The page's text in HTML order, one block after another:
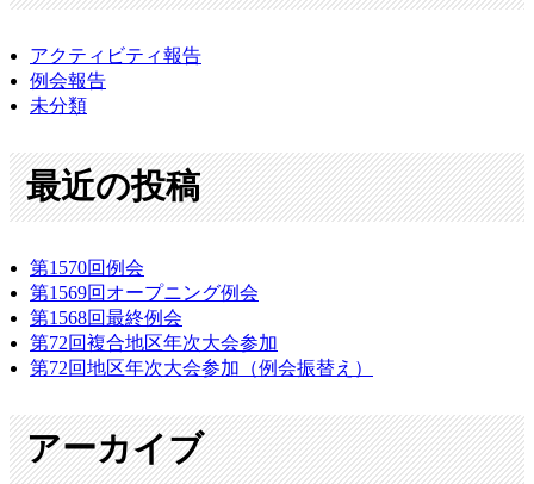
アクティビティ報告
例会報告
未分類
最近の投稿
第1570回例会
第1569回オープニング例会
第1568回最終例会
第72回複合地区年次大会参加
第72回地区年次大会参加（例会振替え）
アーカイブ